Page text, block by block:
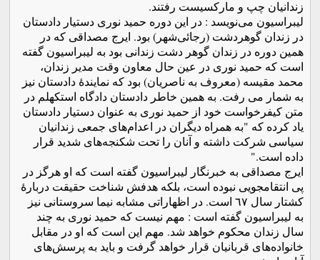
زندانیان چپ و مارکسیست رفتند.
لیبراسیون می‌نویسد : در این دوره حمید نوری دستیار دادستان
در زندان گوهردشت (رجائی‌شهر) بود. ایرج مصداقی که در
همین دوره در زندان گوهر دشت زندانی بود به لیبراسیون گفته
است که حمید نوری در عین حال معاون وقت مدیر زندان،
محمد مقیسه (معروف به ناصریان) بود که نمایندۀ دادستان نیز
به شمار می رفت. به همین خاطر دادستان دادگاه استکهلم در
متن کیفرخواست خود از حمید نوری به عنوان دستیار دادستان
یاد کرده که "به همراه دیگران در اعدام‌های جمعی زندانیان
سیاسی شرکت داشته و آنان را تحت شکنجه‌های شدید قرار
داده است."
ایرج مصداقی به خبرنگار لیبراسیون گفته است که او هرگز در
پی انتقامجویی نبوده است، بلکه هدفش شناخت حقیقت دربارۀ
کشتار سال ٦٧ است. در اظهاراتی مشابه نیما سروستانی نیز
به لیبراسیون گفته است : مهم نیست که حمید نوری به چند
سال زندان محکوم خواهد شد. مهم این است که او در مقابل
خانواده‌های قربانیان قرار خواهد گرفت و باید به پرسش‌های